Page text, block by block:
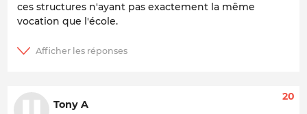
ces structures n'ayant pas exactement la même
vocation que l'école.
Tony A
20